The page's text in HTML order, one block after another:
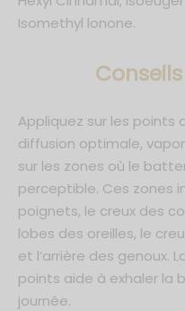
Isomethyl lonone.
C
Appliquez sur les points
diffusion optimale,
sur les zones où le
perceptible. Ces zones
poignets, le creux des
lobes des oreilles, le
et l’arrière des genoux.
points aide à exhaler la
journée.